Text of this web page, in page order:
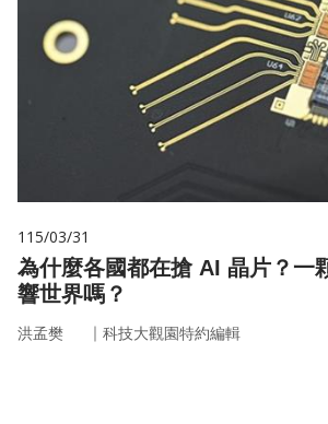
115/03/31
為什麼各國都在搶 AI 晶片？一
響世界嗎？
洪孟樊 ｜ 科技大觀園特約編輯